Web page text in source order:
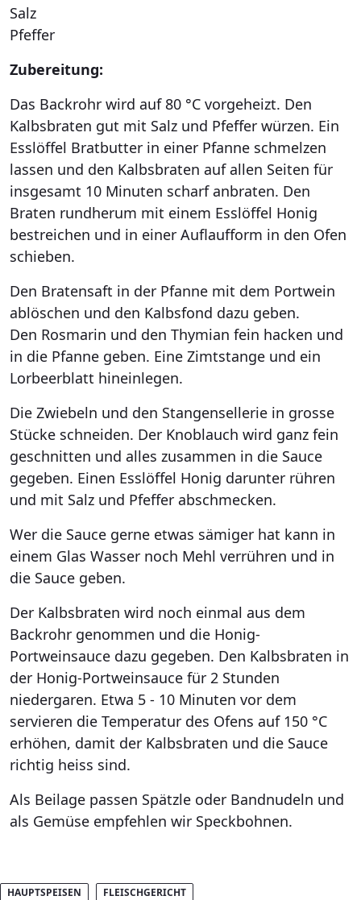
Salz
Pfeffer
Zubereitung:
Das Backrohr wird auf 80 °C vorgeheizt. Den
Kalbsbraten gut mit Salz und Pfeffer würzen. Ein
Esslöffel Bratbutter in einer Pfanne schmelzen
lassen und den Kalbsbraten auf allen Seiten für
insgesamt 10 Minuten scharf anbraten. Den
Braten rundherum mit einem Esslöffel Honig
bestreichen und in einer Auflaufform in den Ofen
schieben.
Den Bratensaft in der Pfanne mit dem Portwein
ablöschen und den Kalbsfond dazu geben.
Den Rosmarin und den Thymian fein hacken und
in die Pfanne geben. Eine Zimtstange und ein
Lorbeerblatt hineinlegen.
Die Zwiebeln und den Stangensellerie in grosse
Stücke schneiden. Der Knoblauch wird ganz fein
geschnitten und alles zusammen in die Sauce
gegeben. Einen Esslöffel Honig darunter rühren
und mit Salz und Pfeffer abschmecken.
Wer die Sauce gerne etwas sämiger hat kann in
einem Glas Wasser noch Mehl verrühren und in
die Sauce geben.
Der Kalbsbraten wird noch einmal aus dem
Backrohr genommen und die Honig-
Portweinsauce dazu gegeben. Den Kalbsbraten in
der Honig-Portweinsauce für 2 Stunden
niedergaren. Etwa 5 - 10 Minuten vor dem
servieren die Temperatur des Ofens auf 150 °C
erhöhen, damit der Kalbsbraten und die Sauce
richtig heiss sind.
Als Beilage passen Spätzle oder Bandnudeln und
als Gemüse empfehlen wir Speckbohnen.
HAUPTSPEISEN FLEISCHGERICHT